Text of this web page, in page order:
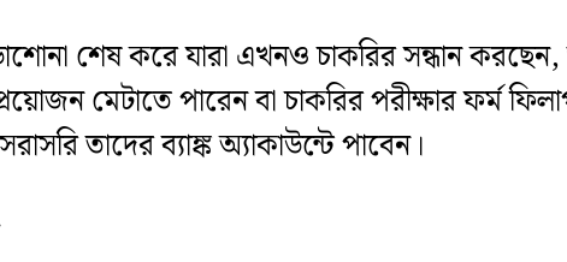
শেষ করে যারা এখনও চাকরির সন্ধান করছেন,
মেটাতে পারেন বা চাকরির পরীক্ষার ফর্ম
তাদের ব্যাঙ্ক অ্যাকাউন্টে পাবেন।